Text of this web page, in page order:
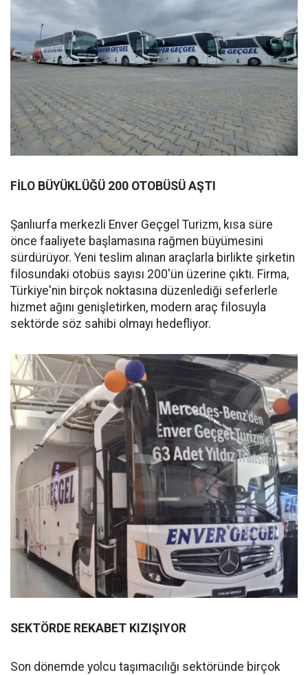
FİLO BÜYÜKLÜĞÜ 200 OTOBÜSÜ AŞTI
Şanlıurfa merkezli Enver Geçgel Turizm, kısa süre
önce faaliyete başlamasına rağmen büyümesini
sürdürüyor. Yeni teslim alınan araçlarla birlikte şirketin
filosundaki otobüs sayısı 200'ün üzerine çıktı. Firma,
Türkiye'nin birçok noktasına düzenlediği seferlerle
hizmet ağını genişletirken, modern araç filosuyla
sektörde söz sahibi olmayı hedefliyor.
SEKTÖRDE REKABET KIZIŞIYOR
Son dönemde yolcu taşımacılığı sektöründe birçok